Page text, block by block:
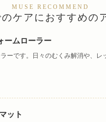
MUSE RECOMMEND
ケアにおすすめの
ームローラー
です。日々のむくみ解消や、レ
ット